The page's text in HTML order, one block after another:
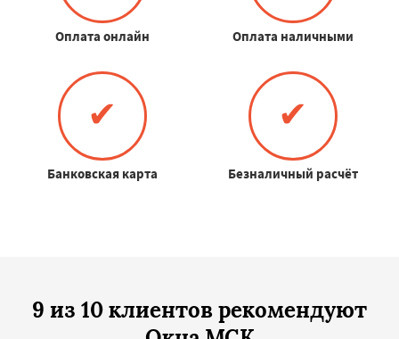
Оплата онлайн Оплата наличными
✔
Банковская карта
✔
Безналичный расчёт
9 из 10 клиентов рекомендуют